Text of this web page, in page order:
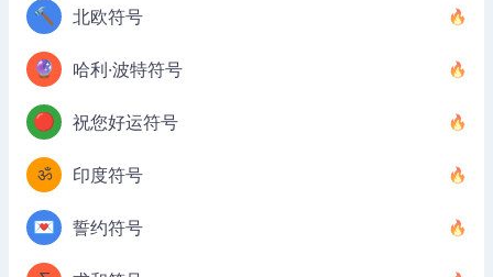
🔨 北欧符号
🔮 哈利·波特符号
🔴 祝您好运符号
ॐ 印度符号
💌 誓约符号